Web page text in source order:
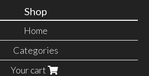
Shop
Home
Categories
Your cart